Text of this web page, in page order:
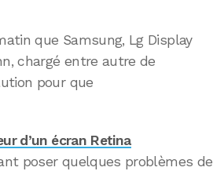
que Samsung, Lg Display
chargé entre autre de
pour que
d’un écran Retina
poser quelques problèmes de